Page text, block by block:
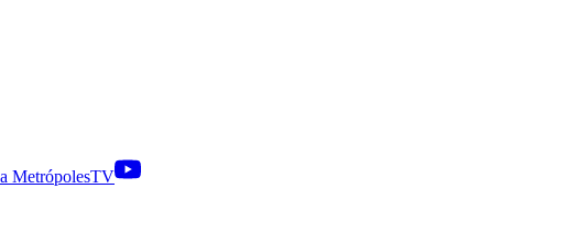
MetrópolesTV